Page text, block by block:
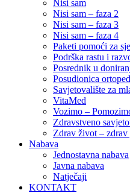
Nisi sam
Nisi sam – faza 2
Nisi sam – faza 3
Nisi sam – faza 4
Paketi pomoći za
Podrška rastu i
Posrednik u
Posudionica
Savjetovalište za
VitaMed
Vozimo –
Zdravstveno
Zdrav život – zdrav
Nabava
Jednostavna nabava
Javna nabava
Natječaji
KONTAKT